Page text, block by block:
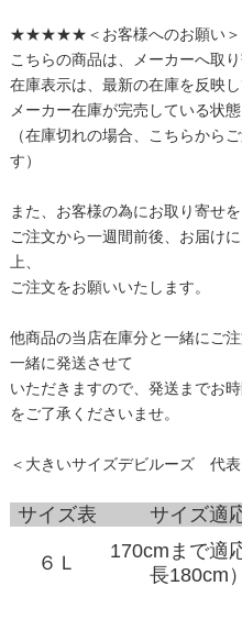
★★★★★＜お客様へのお願
こちらの商品は、メーカーへ取
在庫表示は、最新の在庫を反映し
メーカー在庫が完売している状態
（在庫切れの場合、こちらから
す）
また、お客様の為にお取り寄せ
ご注文から一週間前後、お届け
上、
ご注文をお願いいたします。
他商品の当店在庫分と一緒にご
一緒に発送させて
いただきますので、発送までお
をご了承くださいませ。
＜大きいサイズデビルーズ 代
サイズ表 サイズ適
６Ｌ
170cmまで適
長180cm）